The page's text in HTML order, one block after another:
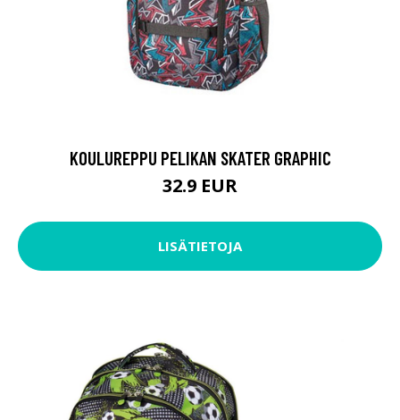
KOULUREPPU PELIKAN SKATER GRAPHIC
32.9 EUR
LISÄTIETOJA